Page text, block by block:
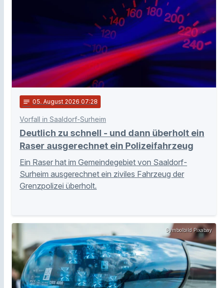
notes 05. August 2026 07:28
Vorfall in Saaldorf-Surheim
Deutlich zu schnell - und dann überholt ein
Raser ausgerechnet ein Polizeifahrzeug
Ein Raser hat im Gemeindegebiet von Saaldorf-
Surheim ausgerechnet ein ziviles Fahrzeug der
Grenzpolizei überholt.
Symbolbild Pixabay